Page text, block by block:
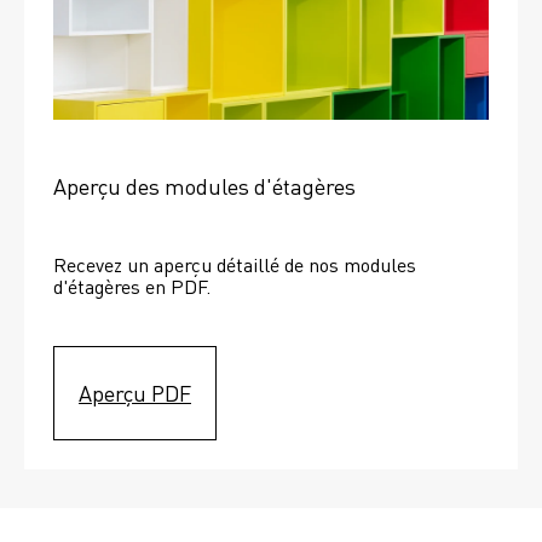
Aperçu des modules d'étagères
Recevez un aperçu détaillé de nos modules
d'étagères en PDF.
Aperçu PDF